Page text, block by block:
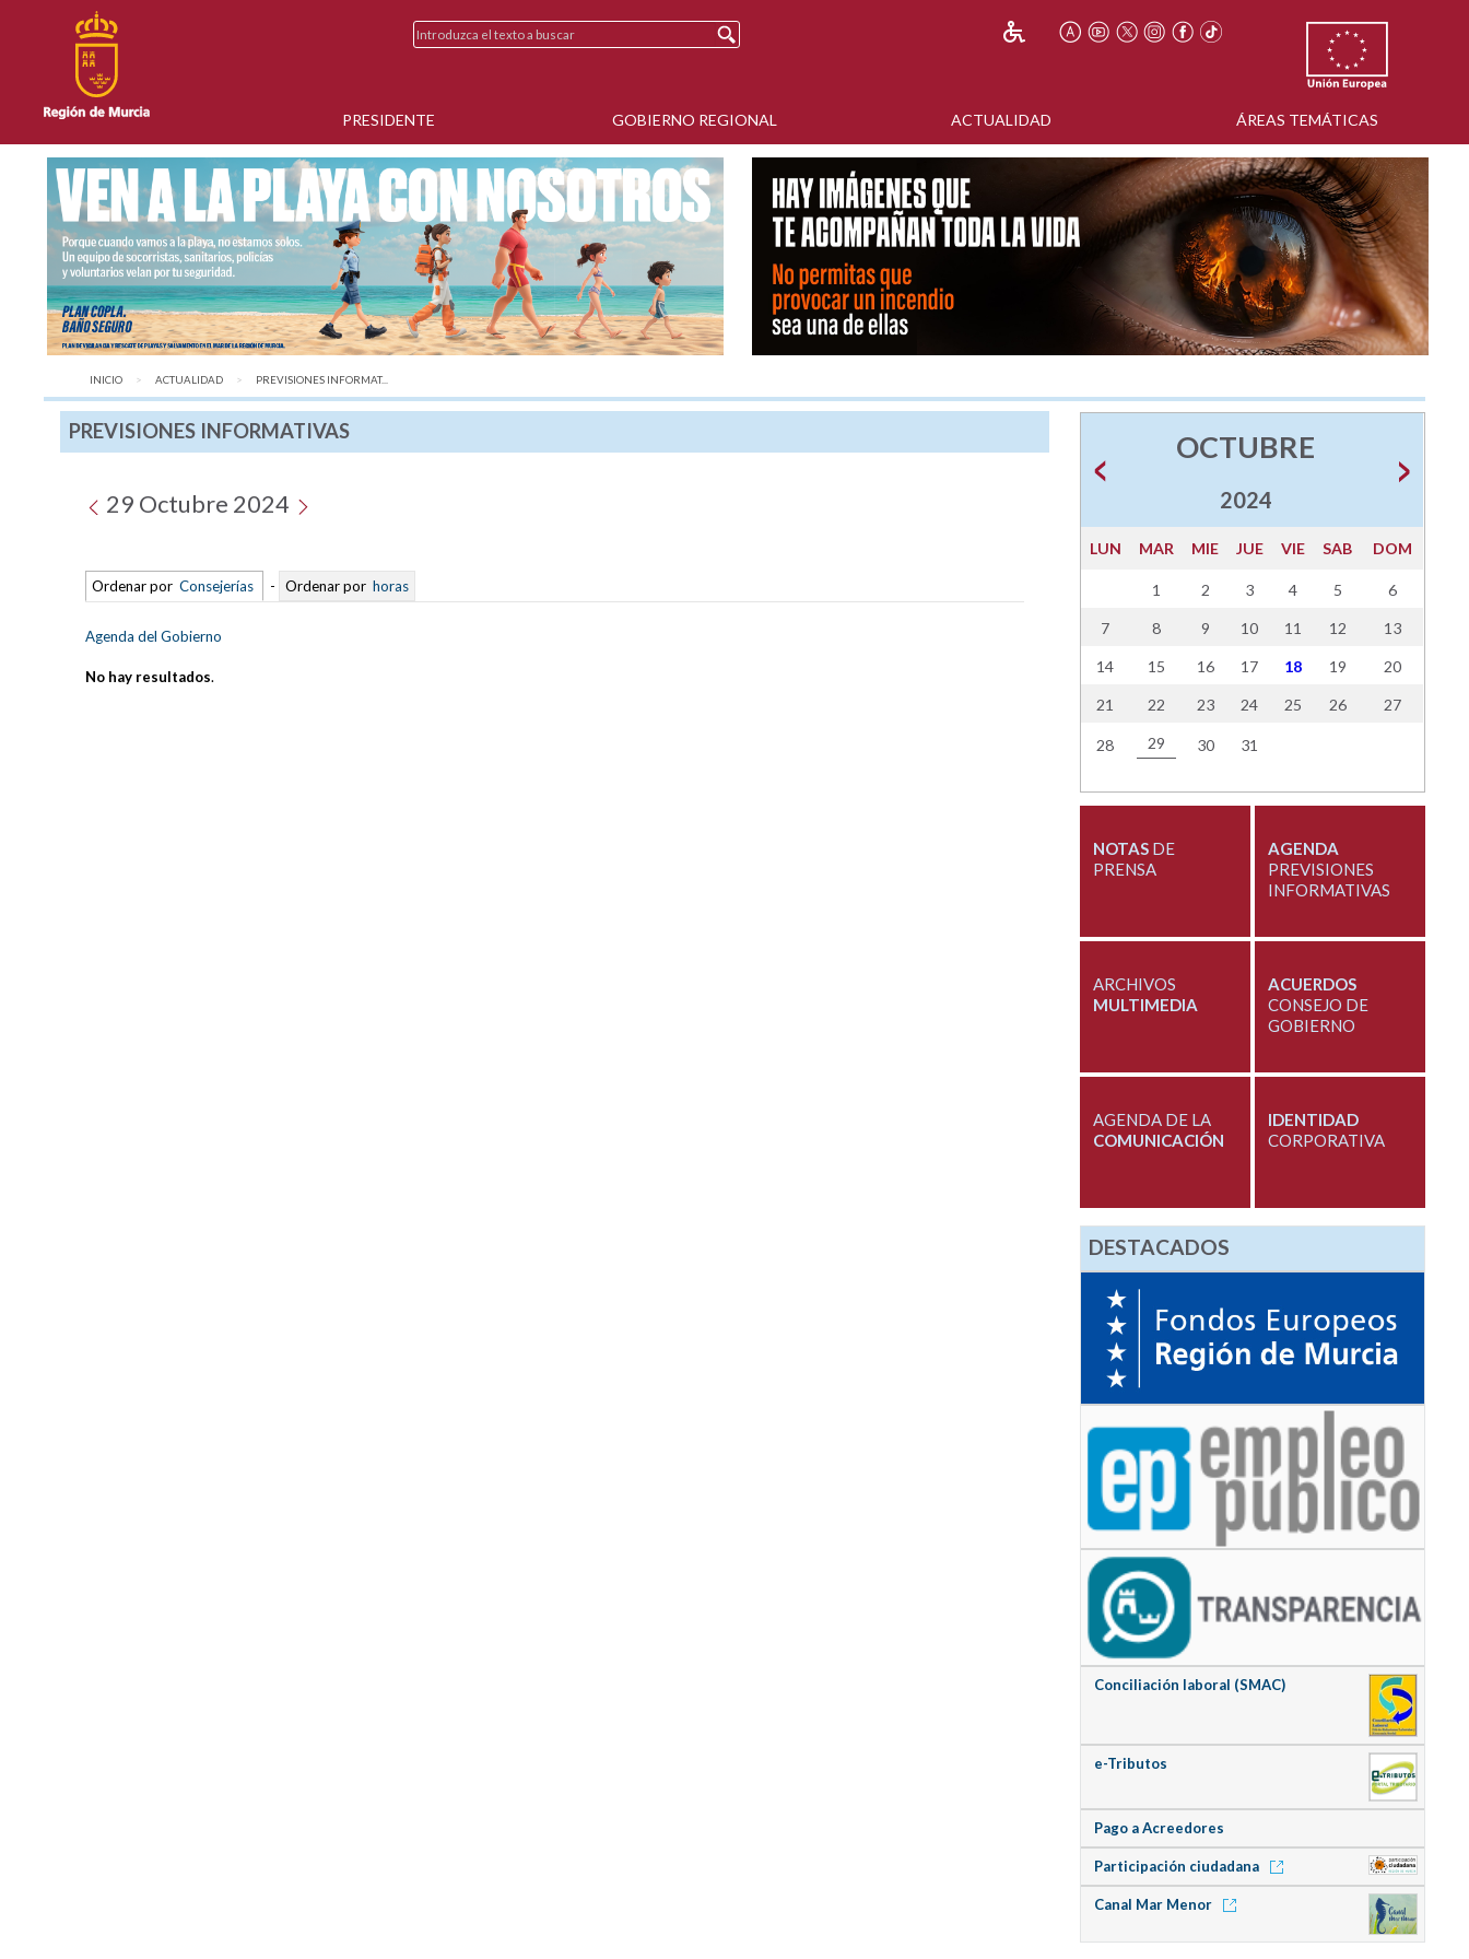
PRESIDENTE GOBIERNO REGIONAL ACTUALIDAD ÁREAS TEMÁTICAS
INICIO ACTUALIDAD AQUÍ:
PREVISIONES INFORMAT...
PREVISIONES INFORMATIVAS
29 Octubre 2024
Ordenar por Consejerías - Ordenar por horas
Agenda del Gobierno
No hay resultados.
OCTUBRE
2024
LUN MAR MIE JUE VIE SAB DOM
1 2 3 4 5 6
7 8 9 10 11 12 13
14 15 16 17 18 19 20
21 22 23 24 25 26 27
28 29 30 31
NOTASDE
PRENSA
AGENDA
PREVISIONES
INFORMATIVAS
ARCHIVOS
MULTIMEDIA
ACUERDOS
CONSEJO DE
GOBIERNO
AGENDA DE LA
COMUNICACIÓN
IDENTIDAD
CORPORATIVA
DESTACADOS
Conciliación laboral (SMAC)
e-Tributos
Pago a Acreedores
Participación ciudadana
Canal Mar Menor